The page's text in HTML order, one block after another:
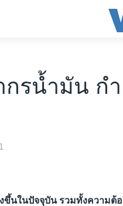
กรน้ำมัน ก
ขึ้นในปัจจุบัน รวมทั้งความต้